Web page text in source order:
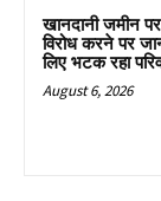
खानदानी जमीन
विरोध करने पर
लिए भटक रहा
August 6, 2026